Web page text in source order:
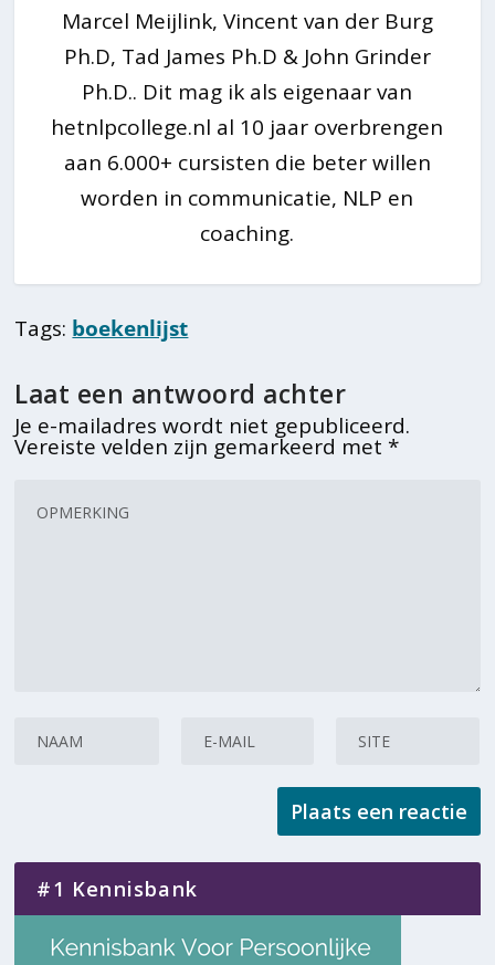
Marcel Meijlink, Vincent van der Burg
Ph.D, Tad James Ph.D & John Grinder
Ph.D.. Dit mag ik als eigenaar van
hetnlpcollege.nl al 10 jaar overbrengen
aan 6.000+ cursisten die beter willen
worden in communicatie, NLP en
coaching.
Tags: boekenlijst
Laat een antwoord achter
Je e-mailadres wordt niet gepubliceerd.
Vereiste velden zijn gemarkeerd met *
#1 Kennisbank